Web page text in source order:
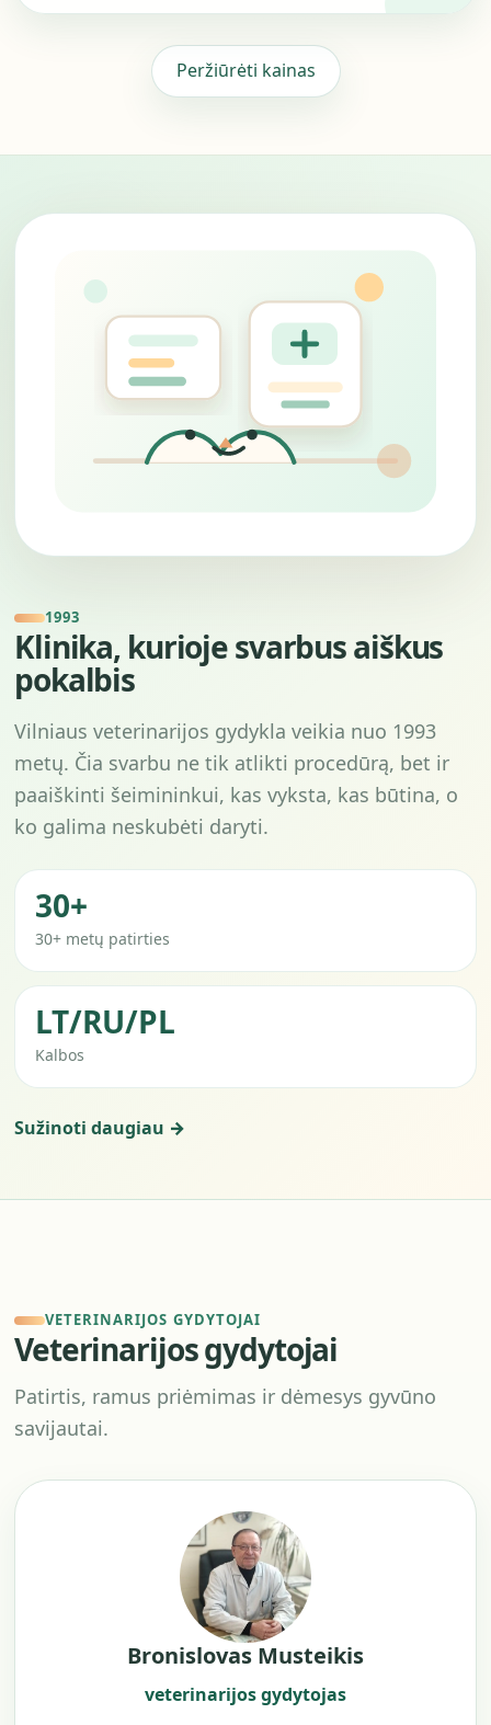
Peržiūrėti kainas
1993
Klinika, kurioje svarbus aiškus
pokalbis
Vilniaus veterinarijos gydykla veikia nuo 1993
metų. Čia svarbu ne tik atlikti procedūrą, bet ir
paaiškinti šeimininkui, kas vyksta, kas būtina, o
ko galima neskubėti daryti.
30+
30+ metų patirties
LT/RU/PL
Kalbos
Sužinoti daugiau →
VETERINARIJOS GYDYTOJAI
Veterinarijos gydytojai
Patirtis, ramus priėmimas ir dėmesys gyvūno
savijautai.
Bronislovas Musteikis
veterinarijos gydytojas